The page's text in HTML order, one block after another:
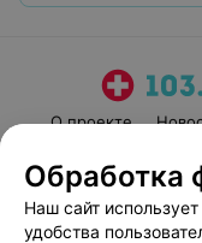
О проекте
Обработка
Наш сайт
удобства